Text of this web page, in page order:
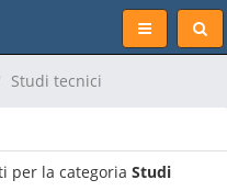
Studi tecnici
per la categoria Studi